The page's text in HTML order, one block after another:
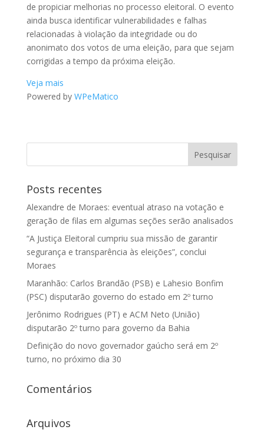
de propiciar melhorias no processo eleitoral. O evento
ainda busca identificar vulnerabilidades e falhas
relacionadas à violação da integridade ou do
anonimato dos votos de uma eleição, para que sejam
corrigidas a tempo da próxima eleição.
Veja mais
Powered by WPeMatico
Posts recentes
Alexandre de Moraes: eventual atraso na votação e
geração de filas em algumas seções serão analisados
“A Justiça Eleitoral cumpriu sua missão de garantir
segurança e transparência às eleições”, conclui
Moraes
Maranhão: Carlos Brandão (PSB) e Lahesio Bonfim
(PSC) disputarão governo do estado em 2º turno
Jerônimo Rodrigues (PT) e ACM Neto (União)
disputarão 2º turno para governo da Bahia
Definição do novo governador gaúcho será em 2º
turno, no próximo dia 30
Comentários
Arquivos